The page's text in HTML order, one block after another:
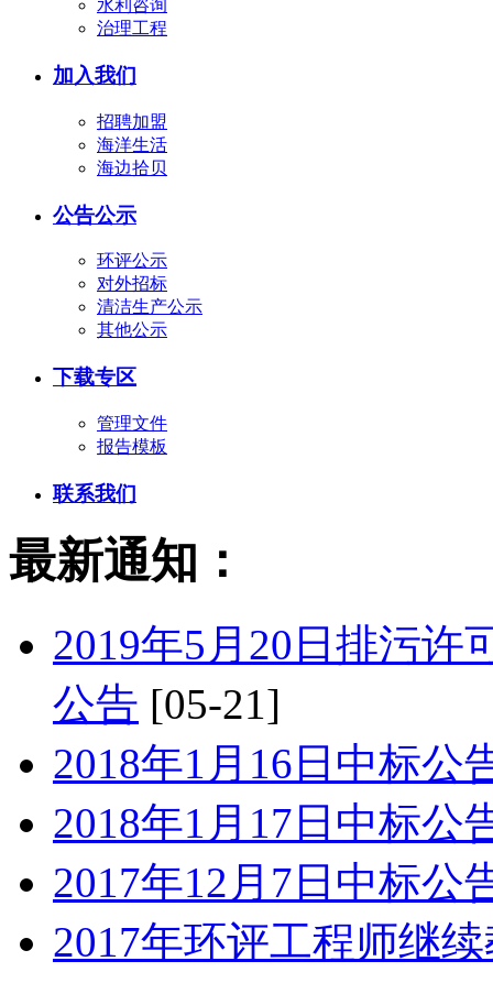
水利咨询
治理工程
加入我们
招聘加盟
海洋生活
海边拾贝
公告公示
环评公示
对外招标
清洁生产公示
其他公示
下载专区
管理文件
报告模板
联系我们
最新通知：
2019年5月20日排污许
公告 [05-21]
2018年1月16日中标公
2018年1月17日中标公
2017年12月7日中标公
2017年环评工程师继